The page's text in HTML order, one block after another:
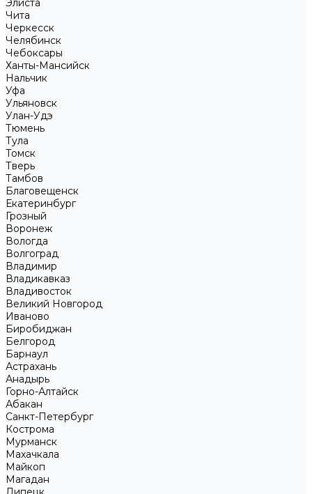
Элиста
Чита
Черкесск
Челябинск
Чебоксары
Ханты-Мансийск
Нальчик
Уфа
Ульяновск
Улан-Удэ
Тюмень
Тула
Томск
Тверь
Тамбов
Благовещенск
Екатеринбург
Грозный
Воронеж
Вологда
Волгоград
Владимир
Владикавказ
Владивосток
Великий Новгород
Иваново
Биробиджан
Белгород
Барнаул
Астрахань
Анадырь
Горно-Алтайск
Абакан
Санкт-Петербург
Кострома
Мурманск
Махачкала
Майкоп
Магадан